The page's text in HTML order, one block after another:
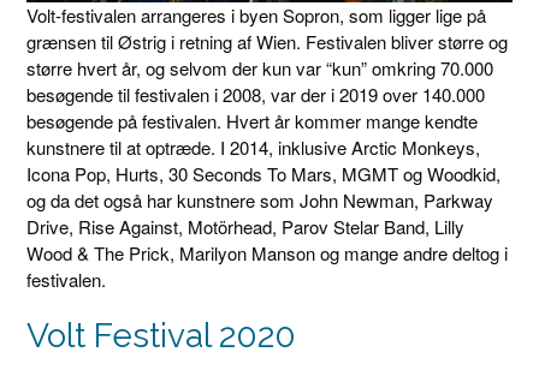
Volt-festivalen arrangeres i byen Sopron, som ligger lige på
grænsen til Østrig i retning af Wien. Festivalen bliver større og
større hvert år, og selvom der kun var “kun” omkring 70.000
besøgende til festivalen i 2008, var der i 2019 over 140.000
besøgende på festivalen. Hvert år kommer mange kendte
kunstnere til at optræde. I 2014, inklusive Arctic Monkeys,
Icona Pop, Hurts, 30 Seconds To Mars, MGMT og Woodkid,
og da det også har kunstnere som John Newman, Parkway
Drive, Rise Against, Motörhead, Parov Stelar Band, Lilly
Wood & The Prick, Marilyon Manson og mange andre deltog i
festivalen.
Volt Festival 2020